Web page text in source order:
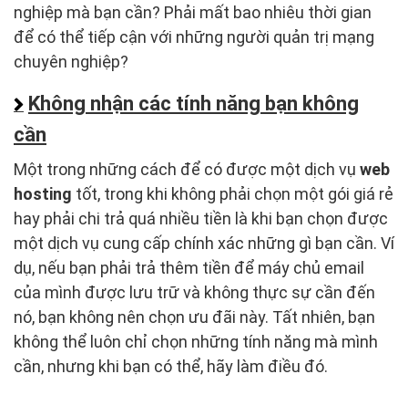
nghiệp mà bạn cần? Phải mất bao nhiêu thời gian
để có thể tiếp cận với những người quản trị mạng
chuyên nghiệp?
Không nhận các tính năng bạn không
cần
Một trong những cách để có được một dịch vụ web
hosting tốt, trong khi không phải chọn một gói giá rẻ
hay phải chi trả quá nhiều tiền là khi bạn chọn được
một dịch vụ cung cấp chính xác những gì bạn cần. Ví
dụ, nếu bạn phải trả thêm tiền để máy chủ email
của mình được lưu trữ và không thực sự cần đến
nó, bạn không nên chọn ưu đãi này. Tất nhiên, bạn
không thể luôn chỉ chọn những tính năng mà mình
cần, nhưng khi bạn có thể, hãy làm điều đó.